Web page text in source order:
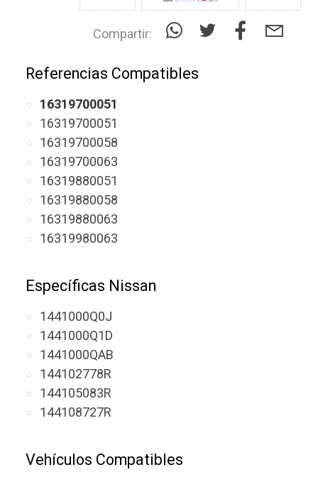
Compartir:
Referencias Compatibles
16319700051
16319700051
16319700058
16319700063
16319880051
16319880058
16319880063
16319980063
Específicas Nissan
1441000Q0J
1441000Q1D
1441000QAB
144102778R
144105083R
144108727R
Vehículos Compatibles